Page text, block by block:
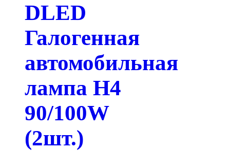
DLED
Галогенная
автомобильная
лампа H4
90/100W
(2шт.)